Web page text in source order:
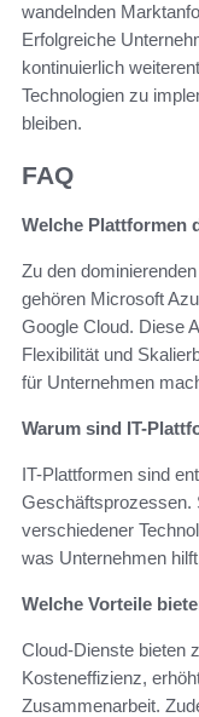
wandelnden
Erfolgreiche
kontinuierlich
Technologien zu
bleiben.
FAQ
Welche Plattformen
Zu den
gehören Microsoft
Google Cloud. Diese
Flexibilität und
für Unternehmen
Warum sind IT-
IT-Plattformen sind
Geschäftsprozessen.
verschiedener
was Unternehmen
Welche Vorteile
Cloud-Dienste bieten
Kosteneffizienz,
Zusammenarbeit.